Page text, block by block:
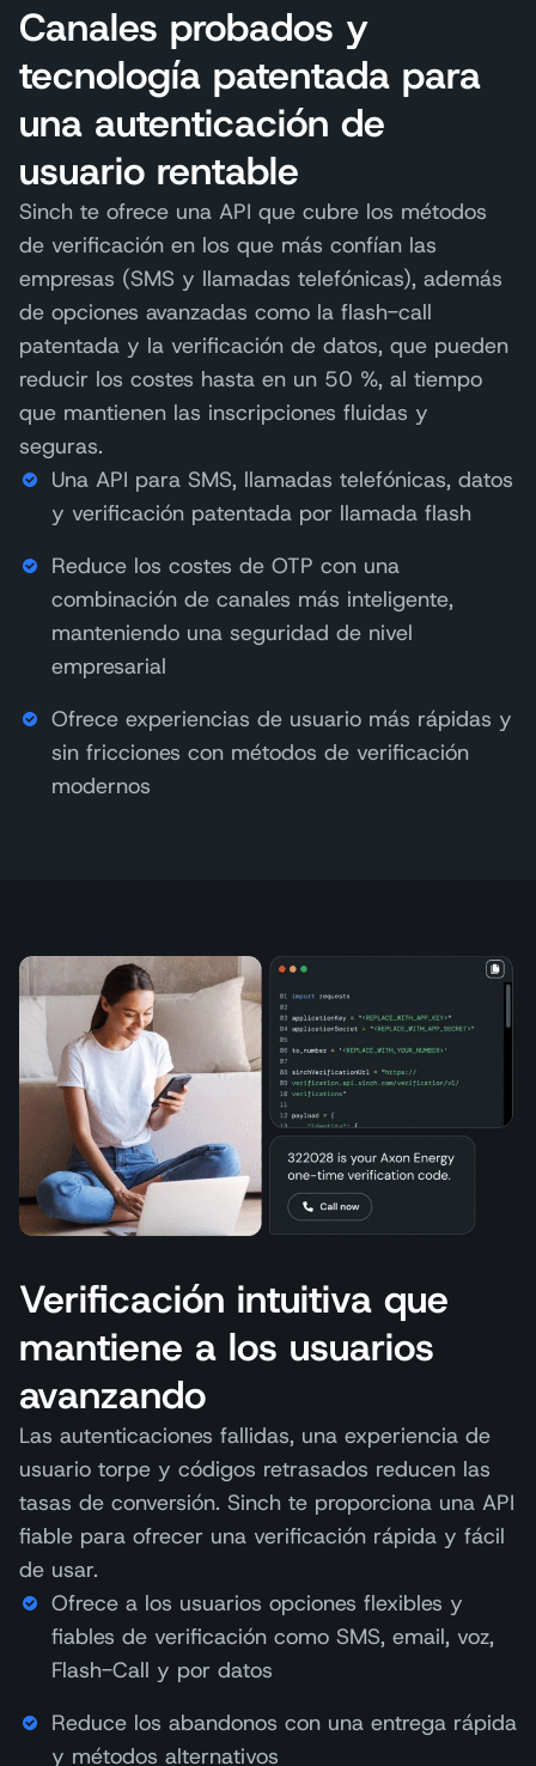
Canales probados y
tecnología patentada para
una autenticación de
usuario rentable
Sinch te ofrece una API que cubre los métodos
de verificación en los que más confían las
empresas (SMS y llamadas telefónicas), además
de opciones avanzadas como la flash-call
patentada y la verificación de datos, que pueden
reducir los costes hasta en un 50 %, al tiempo
que mantienen las inscripciones fluidas y
seguras.
Una API para SMS, llamadas telefónicas, datos
y verificación patentada por llamada flash
Reduce los costes de OTP con una
combinación de canales más inteligente,
manteniendo una seguridad de nivel
empresarial
Ofrece experiencias de usuario más rápidas y
sin fricciones con métodos de verificación
modernos
Verificación intuitiva que
mantiene a los usuarios
avanzando
Las autenticaciones fallidas, una experiencia de
usuario torpe y códigos retrasados reducen las
tasas de conversión. Sinch te proporciona una API
fiable para ofrecer una verificación rápida y fácil
de usar.
Ofrece a los usuarios opciones flexibles y
fiables de verificación como SMS, email, voz,
Flash-Call y por datos
Reduce los abandonos con una entrega rápida
y métodos alternativos